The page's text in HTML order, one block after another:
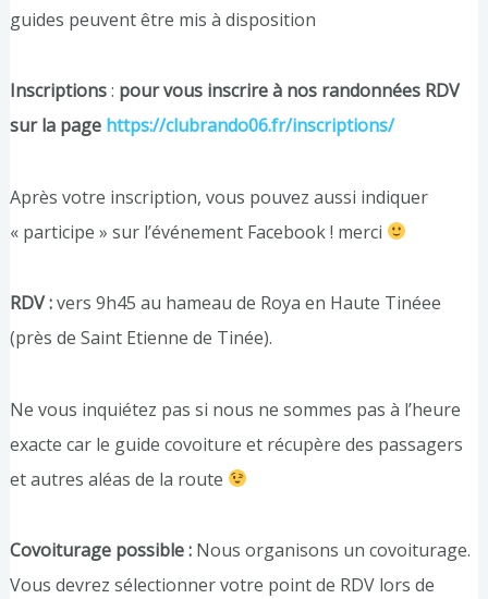
guides peuvent être mis à disposition
Inscriptions: pour vous inscrire à nos randonnées RDV
sur la page https://clubrando06.fr/inscriptions/
Après votre inscription, vous pouvez aussi indiquer
« participe » sur l’événement Facebook ! merci
RDV :vers 9h45 au hameau de Roya en Haute Tinéee
(près de Saint Etienne de Tinée).
Ne vous inquiétez pas si nous ne sommes pas à l’heure
exacte car le guide covoiture et récupère des passagers
et autres aléas de la route
Covoiturage possible : Nous organisons un covoiturage.
Vous devrez sélectionner votre point de RDV lors de